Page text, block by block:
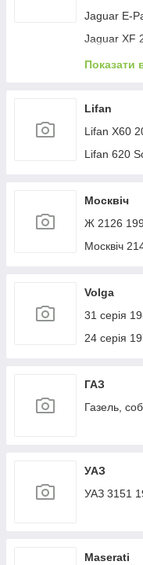
Jaguar E-
Jaguar XF
Jaguar XF
Jaguar XJ
Показати
Lifan
Lifan X60
Lifan 620
Москвіч
Ж 2126
Москвіч
Volga
31 серія
24 серія
ГАЗ
Газель,
УАЗ
УАЗ 3151
Maserati